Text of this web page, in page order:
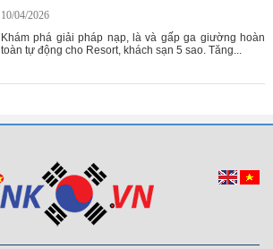
10/04/2026
Khám phá giải pháp nạp, là và gấp ga giường hoàn
toàn tự động cho Resort, khách sạn 5 sao. Tăng...